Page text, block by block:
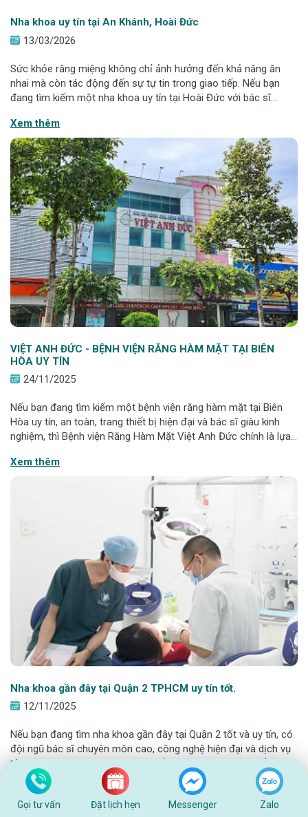
Nha khoa uy tín tại An Khánh, Hoài Đức
13/03/2026
Sức khỏe răng miệng không chỉ ảnh hưởng đến khả năng ăn
nhai mà còn tác động đến sự tự tin trong giao tiếp. Nếu bạn
đang tìm kiếm một nha khoa uy tín tại Hoài Đức với bác sĩ
tìm hiểu kỹ trước khi lự
Xem thêm
VIỆT ANH ĐỨC - BỆNH VIỆN RĂNG HÀM MẶT TẠI BIÊN
HÒA UY TÍN
24/11/2025
Nếu bạn đang tìm kiếm một bệnh viện răng hàm mặt tại Biên
Hòa uy tín, an toàn, trang thiết bị hiện đại và bác sĩ giàu kinh
nghiệm, thì Bệnh viện Răng Hàm Mặt Việt Anh Đức chính là lựa
hữu đầy đủ chuy
Xem thêm
Nha khoa gần đây tại Quận 2 TPHCM uy tín tốt.
12/11/2025
Nếu bạn đang tìm nha khoa gần đây tại Quận 2 tốt và uy tín, có
đội ngũ bác sĩ chuyên môn cao, công nghệ hiện đại và dịch vụ
tận tâm, thì Nha khoa Hanseoul Trần Não chính là địa chỉ đáng
tin cậy để bạn yên tâm lựa chọn. Tọa lạc ngay trung tâm Quận
2, Hanseoul k
Xem thêm
Gọi tư vấn Đặt lịch hẹn Messenger Zalo